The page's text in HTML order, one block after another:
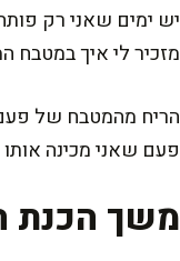
יש ימים שאני רק
מזכיר לי איך במטבח
הריח מהמטבח של פעם
פעם שאני מכינה
משך הכנת